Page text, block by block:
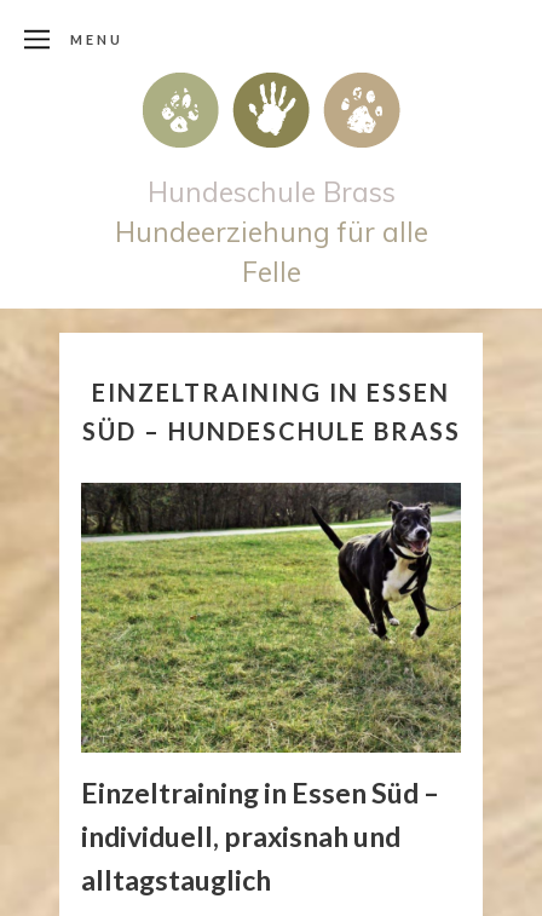
Hundeschule Brass
Hundeerziehung für alle
Felle
MENU
EINZELTRAINING IN ESSEN
SÜD – HUNDESCHULE BRASS
Einzeltraining in Essen Süd –
individuell, praxisnah und
alltagstauglich